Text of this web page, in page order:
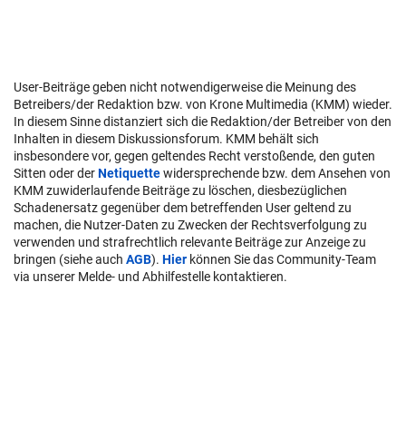
User-Beiträge geben nicht notwendigerweise die Meinung des
Betreibers/der Redaktion bzw. von Krone Multimedia (KMM) wieder.
In diesem Sinne distanziert sich die Redaktion/der Betreiber von den
Inhalten in diesem Diskussionsforum. KMM behält sich
insbesondere vor, gegen geltendes Recht verstoßende, den guten
Sitten oder derNetiquettewidersprechende bzw. dem Ansehen von
KMM zuwiderlaufende Beiträge zu löschen, diesbezüglichen
Schadenersatz gegenüber dem betreffenden User geltend zu
machen, die Nutzer-Daten zu Zwecken der Rechtsverfolgung zu
verwenden und strafrechtlich relevante Beiträge zur Anzeige zu
bringen (siehe auch AGB). Hier können Sie das Community-Team
via unserer Melde- und Abhilfestelle kontaktieren.